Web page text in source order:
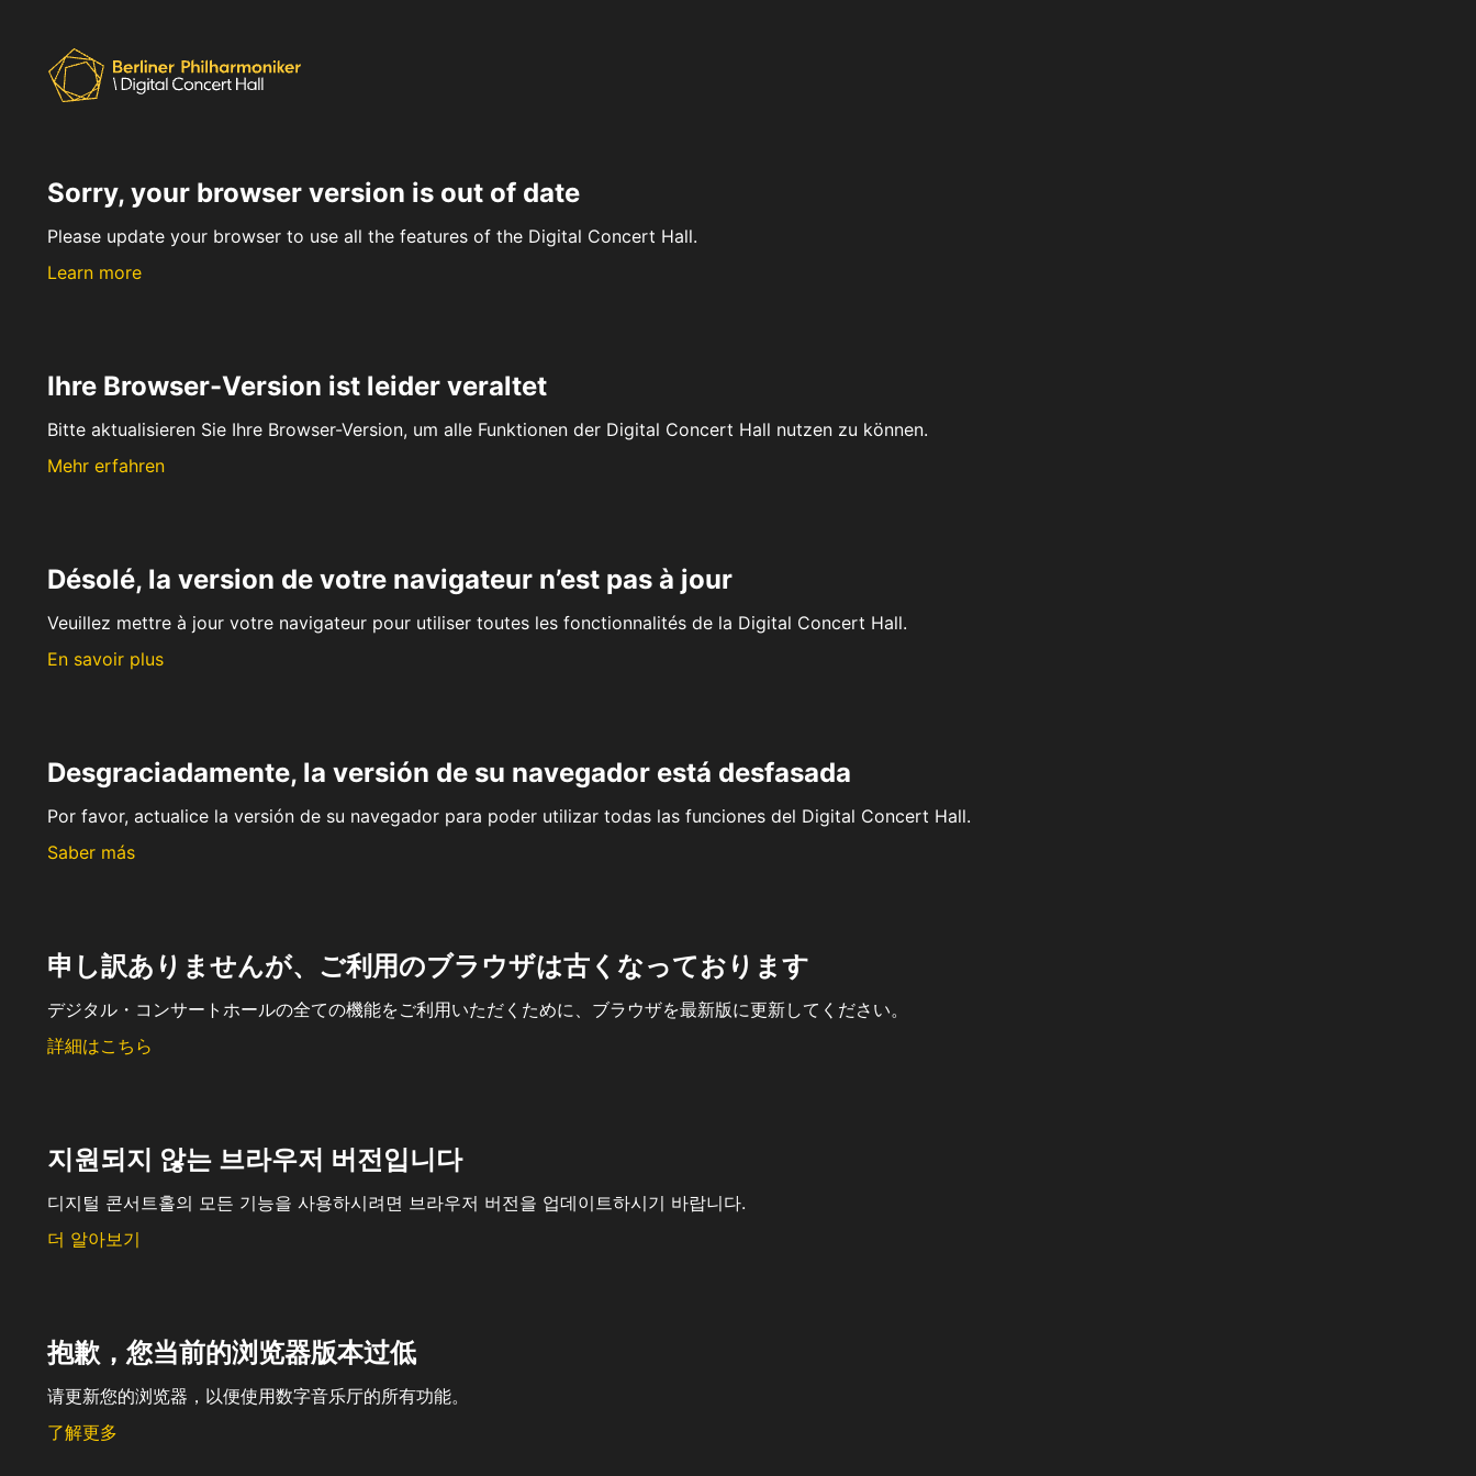
Sorry, your browser version is out of date
Please update your browser to use all the features of the Digital Concert Hall.
Learn more
Ihre Browser-Version ist leider veraltet
Bitte aktualisieren Sie Ihre Browser-Version, um alle Funktionen der Digital Concert Hall nutzen zu können.
Mehr erfahren
Désolé, la version de votre navigateur n’est pas à jour
Veuillez mettre à jour votre navigateur pour utiliser toutes les fonctionnalités de la Digital Concert Hall.
En savoir plus
Desgraciadamente, la versión de su navegador está desfasada
Por favor, actualice la versión de su navegador para poder utilizar todas las funciones del Digital Concert Hall.
Saber más
申し訳ありませんが、ご利用のブラウザは古くなっております
デジタル・コンサートホールの全ての機能をご利用いただくために、ブラウザを最新版に更新してください。
詳細はこちら
지원되지 않는 브라우저 버전입니다
디지털 콘서트홀의 모든 기능을 사용하시려면 브라우저 버전을 업데이트하시기 바랍니다.
더 알아보기
抱歉，您当前的浏览器版本过低
请更新您的浏览器，以便使用数字音乐厅的所有功能。
了解更多